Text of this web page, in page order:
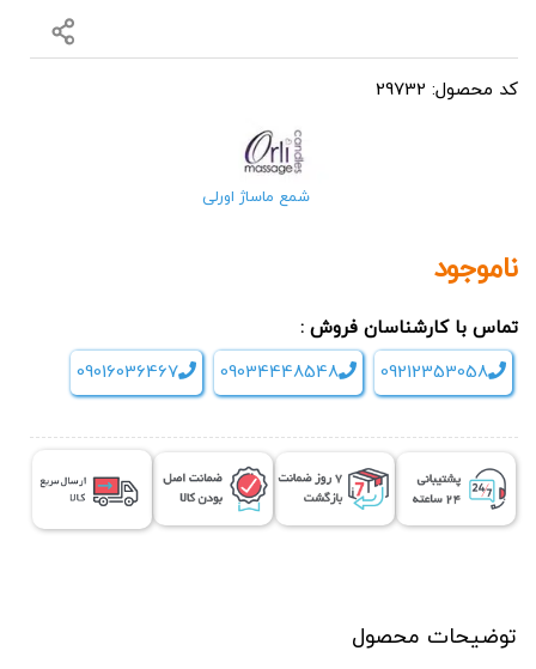
کد محصول: 29732
شمع ماساژ اورلی
ناموجود
تماس با کارشناسان فروش :
09212353058
09034448548
09016036467
توضیحات محصول